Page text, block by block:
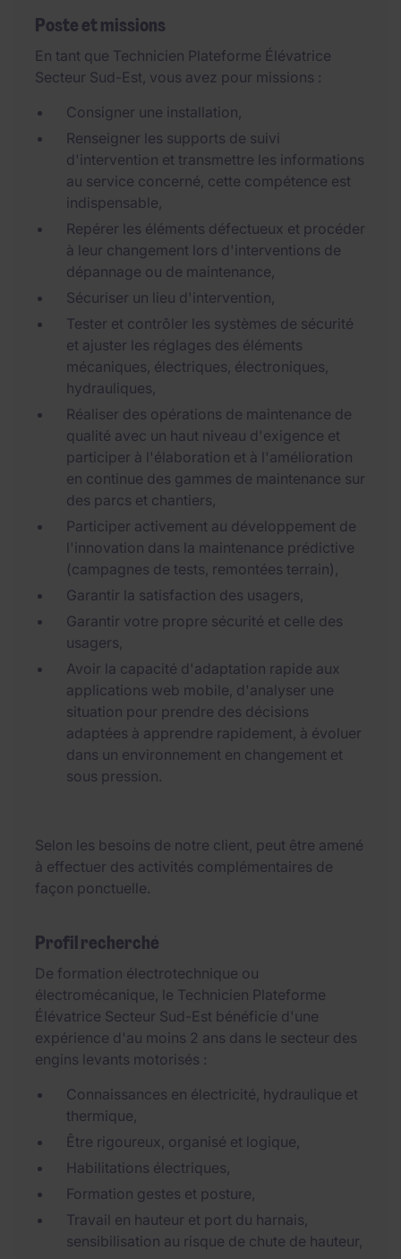
Poste et missions
En tant que Technicien Plateforme Élévatrice
Secteur Sud-Est, vous avez pour missions :
Consigner une installation,
Renseigner les supports de suivi
d'intervention et transmettre les informations
au service concerné, cette compétence est
indispensable,
Repérer les éléments défectueux et procéder
à leur changement lors d'interventions de
dépannage ou de maintenance,
Sécuriser un lieu d'intervention,
Tester et contrôler les systèmes de sécurité
et ajuster les réglages des éléments
mécaniques, électriques, électroniques,
hydrauliques,
Réaliser des opérations de maintenance de
qualité avec un haut niveau d'exigence et
participer à l'élaboration et à l'amélioration
en continue des gammes de maintenance sur
des parcs et chantiers,
Participer activement au développement de
l'innovation dans la maintenance prédictive
(campagnes de tests, remontées terrain),
Garantir la satisfaction des usagers,
Garantir votre propre sécurité et celle des
usagers,
Avoir la capacité d'adaptation rapide aux
applications web mobile, d'analyser une
situation pour prendre des décisions
adaptées à apprendre rapidement, à évoluer
dans un environnement en changement et
sous pression.
Selon les besoins de notre client, peut être amené
à effectuer des activités complémentaires de
façon ponctuelle.
Profil recherché
De formation électrotechnique ou
électromécanique, le Technicien Plateforme
Élévatrice Secteur Sud-Est bénéficie d'une
expérience d'au moins 2 ans dans le secteur des
engins levants motorisés :
Connaissances en électricité, hydraulique et
thermique,
Être rigoureux, organisé et logique,
Habilitations électriques,
Formation gestes et posture,
Travail en hauteur et port du harnais,
sensibilisation au risque de chute de hauteur,